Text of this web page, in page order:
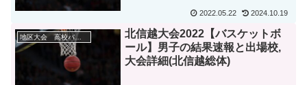
2022.05.22 2024.10.19
地区大会 高校バスケ
北信越大会2022【バスケットボ
ール】男子の結果速報と出場校,
大会詳細(北信越総体)